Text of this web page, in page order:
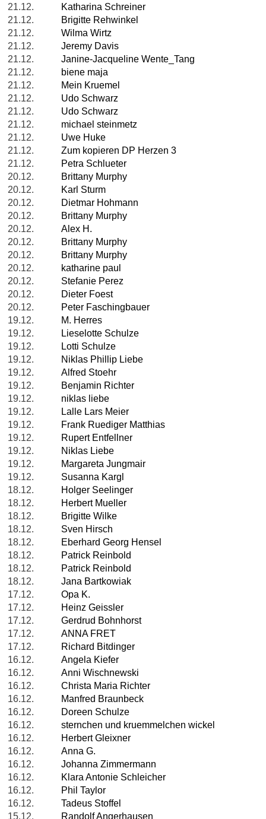
21.12.
Katharina Schreiner
21.12.
Brigitte Rehwinkel
21.12.
Wilma Wirtz
21.12.
Jeremy Davis
21.12.
Janine-Jacqueline Wente_Tang
21.12.
biene maja
21.12.
Mein Kruemel
21.12.
Udo Schwarz
21.12.
Udo Schwarz
21.12.
michael steinmetz
21.12.
Uwe Huke
21.12.
Zum kopieren DP Herzen 3
21.12.
Petra Schlueter
20.12.
Brittany Murphy
20.12.
Karl Sturm
20.12.
Dietmar Hohmann
20.12.
Brittany Murphy
20.12.
Alex H.
20.12.
Brittany Murphy
20.12.
Brittany Murphy
20.12.
katharine paul
20.12.
Stefanie Perez
20.12.
Dieter Foest
20.12.
Peter Faschingbauer
19.12.
M. Herres
19.12.
Lieselotte Schulze
19.12.
Lotti Schulze
19.12.
Niklas Phillip Liebe
19.12.
Alfred Stoehr
19.12.
Benjamin Richter
19.12.
niklas liebe
19.12.
Lalle Lars Meier
19.12.
Frank Ruediger Matthias
19.12.
Rupert Entfellner
19.12.
Niklas Liebe
19.12.
Margareta Jungmair
19.12.
Susanna Kargl
18.12.
Holger Seelinger
18.12.
Herbert Mueller
18.12.
Brigitte Wilke
18.12.
Sven Hirsch
18.12.
Eberhard Georg Hensel
18.12.
Patrick Reinbold
18.12.
Patrick Reinbold
18.12.
Jana Bartkowiak
17.12.
Opa K.
17.12.
Heinz Geissler
17.12.
Gerdrud Bohnhorst
17.12.
ANNA FRET
17.12.
Richard Bitdinger
16.12.
Angela Kiefer
16.12.
Anni Wischnewski
16.12.
Christa Maria Richter
16.12.
Manfred Braunbeck
16.12.
Doreen Schulze
16.12.
sternchen und kruemmelchen wickel
16.12.
Herbert Gleixner
16.12.
Anna G.
16.12.
Johanna Zimmermann
16.12.
Klara Antonie Schleicher
16.12.
Phil Taylor
16.12.
Tadeus Stoffel
15.12.
Randolf Angerhausen